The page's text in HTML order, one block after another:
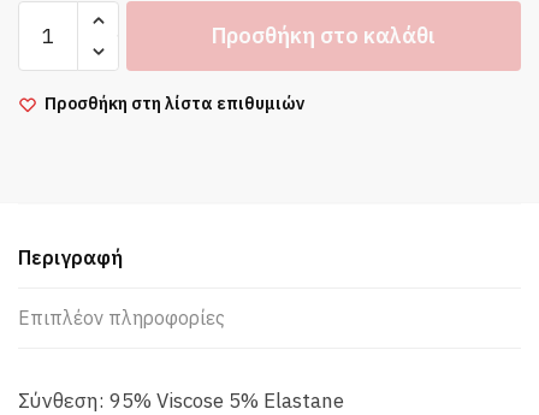
Μαύρο
Floral
Γυναικείο
Προσθήκη στο καλάθι
Προσθήκη στη λίστα επιθυμιών
Περιγραφή
Επιπλέον πληροφορίες
Σύνθεση: 95% Viscose 5% Elastane